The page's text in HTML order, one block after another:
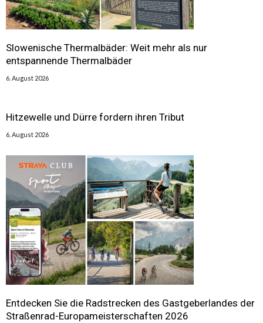
Slowenische Thermalbäder: Weit mehr als nur
entspannende Thermalbäder
6. August 2026
Hitzewelle und Dürre fordern ihren Tribut
6. August 2026
Entdecken Sie die Radstrecken des Gastgeberlandes der
Straßenrad-Europameisterschaften 2026